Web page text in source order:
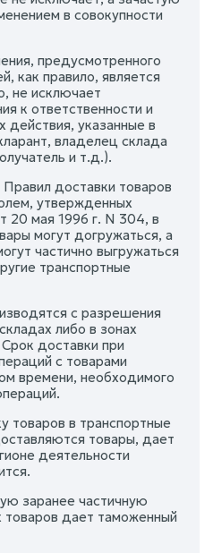
в совокупности
предусмотренного
как правило, является
не исключает
к ответственности и
указанные в
владелец склада
и т.д.).
доставки товаров
утвержденных
20 мая 1996 г. N 304, в
могут догружаться, а
частично выгружаться
транспортные
с разрешения
либо в зонах
доставки при
с товарами
времени, необходимого
товаров в транспортные
товары, дает
деятельности
заранее частичную
товаров дает таможенный